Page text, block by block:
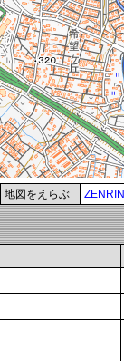
地図をえらぶ ZENRIN